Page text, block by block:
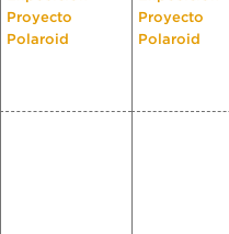
Proyecto
Polaroid
Proyecto
Polaroid